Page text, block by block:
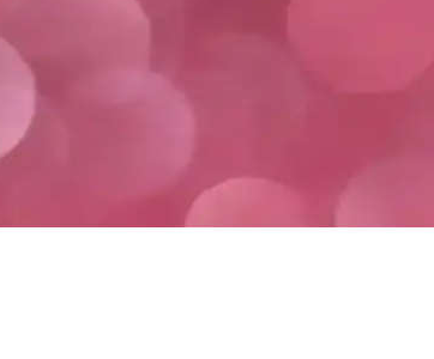
ve stres gibi faktörlerden kaynaklanır. Saçın eski
ve Şalcı Ürünleri Analizi
detaylı şekilde karşılaştırıyor, kullanıcı
Sırrı
detayları öğrenin, doğuma hazır olun! Hemen